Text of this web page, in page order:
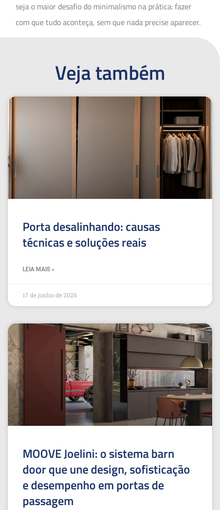
seja o maior desafio do minimalismo na prática: fazer
com que tudo aconteça, sem que nada precise aparecer.
Veja também
Porta desalinhando: causas
técnicas e soluções reais
LEIA MAIS »
17 de junho de 2026
MOOVE Joelini: o sistema barn
door que une design, sofisticação
e desempenho em portas de
passagem